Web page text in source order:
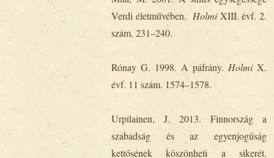
Verdi életművében. HolmiXIII. évf. 2.
szám. 231‒240.
Rónay G. 1998. A páfrány. Holmi X.
évf. 11 szám. 1574‒1578.
Urpilainen, J. 2013. Finnország a
szabadság és az egyenjogúság
kettősének köszönheti a sikerét.